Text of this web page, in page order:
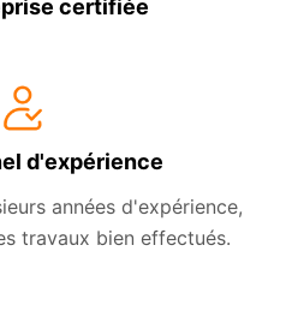
certifiée
d'expérience
années d'expérience,
travaux bien effectués.